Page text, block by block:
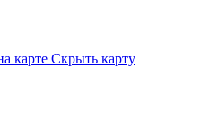
карте Скрыть карту